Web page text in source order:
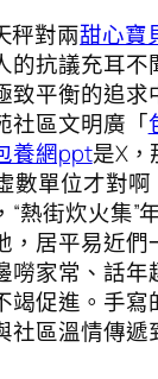
秤對兩甜心寶
的抗議充耳不
致平衡的追求
社區文明廣「
養網ppt是X，
數單位才對
熱街炊火集”
，居平易近們
嘮家常、話年
促進。手寫
社區溫情傳遞